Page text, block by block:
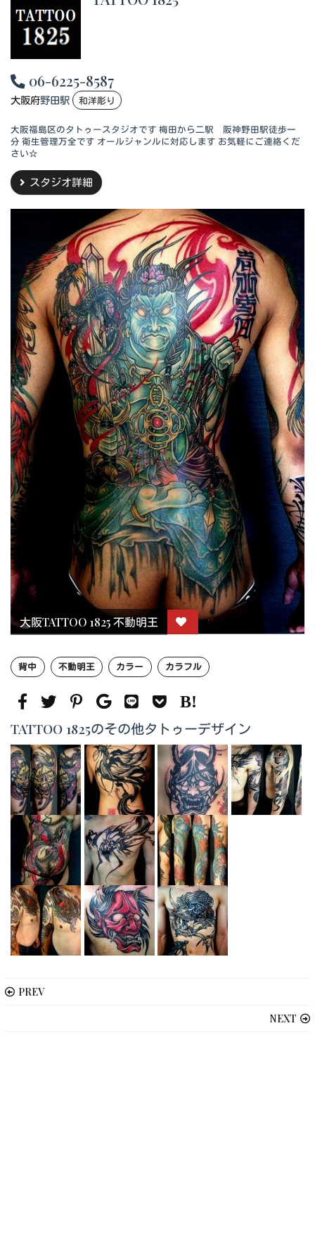
06-6225-8587
大阪府野田駅 和洋彫り
大阪福島区のタトゥースタジオです 梅田から二駅 阪神野田駅徒歩一
分 衛生管理万全です オールジャンルに対応します お気軽にご連絡くだ
さい☆
スタジオ詳細
大阪TATTOO 1825 不動明王
背中 不動明王 カラー カラフル
TATTOO 1825のその他タトゥーデザイン
PREV
NEXT